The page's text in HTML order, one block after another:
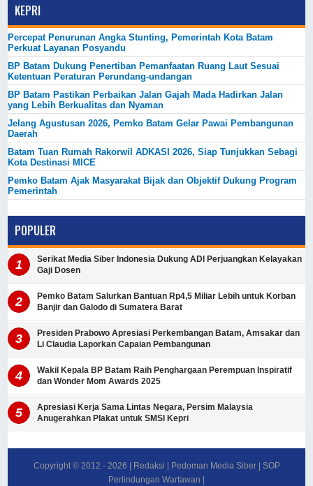
KEPRI
Percepat Penurunan Angka Stunting, Pemerintah Kota Batam
Perkuat Layanan Posyandu
BP Batam Dukung Penertiban Pemanfaatan Ruang Laut Sesuai
Ketentuan Peraturan Perundang-undangan
BP Batam Pastikan Perbaikan Jalan Gajah Mada Hadirkan Jalan
yang Lebih Berkualitas dan Nyaman
Jelang Agustusan 2026, Pemko Batam Gelar Pawai Pembangunan
Daerah
Batam Tuan Rumah Rakorwil ADKASI 2026, Siap Tunjukkan Sebagi
Kota Destinasi MICE
Pemko Batam Ajak Masyarakat Bijak dan Objektif Dukung Program
Pemerintah
POPULER
Serikat Media Siber Indonesia Dukung ADI Perjuangkan Kelayakan
Gaji Dosen
Pemko Batam Salurkan Bantuan Rp4,5 Miliar Lebih untuk Korban
Banjir dan Galodo di Sumatera Barat
Presiden Prabowo Apresiasi Perkembangan Batam, Amsakar dan
Li Claudia Laporkan Capaian Pembangunan
Wakil Kepala BP Batam Raih Penghargaan Perempuan Inspiratif
dan Wonder Mom Awards 2025
Apresiasi Kerja Sama Lintas Negara, Persim Malaysia
Anugerahkan Plakat untuk SMSI Kepri
Copyright © 2012 - 2026 | Redaksi | Pedoman Media Siber| SOP
Perlindungan Wartawan |